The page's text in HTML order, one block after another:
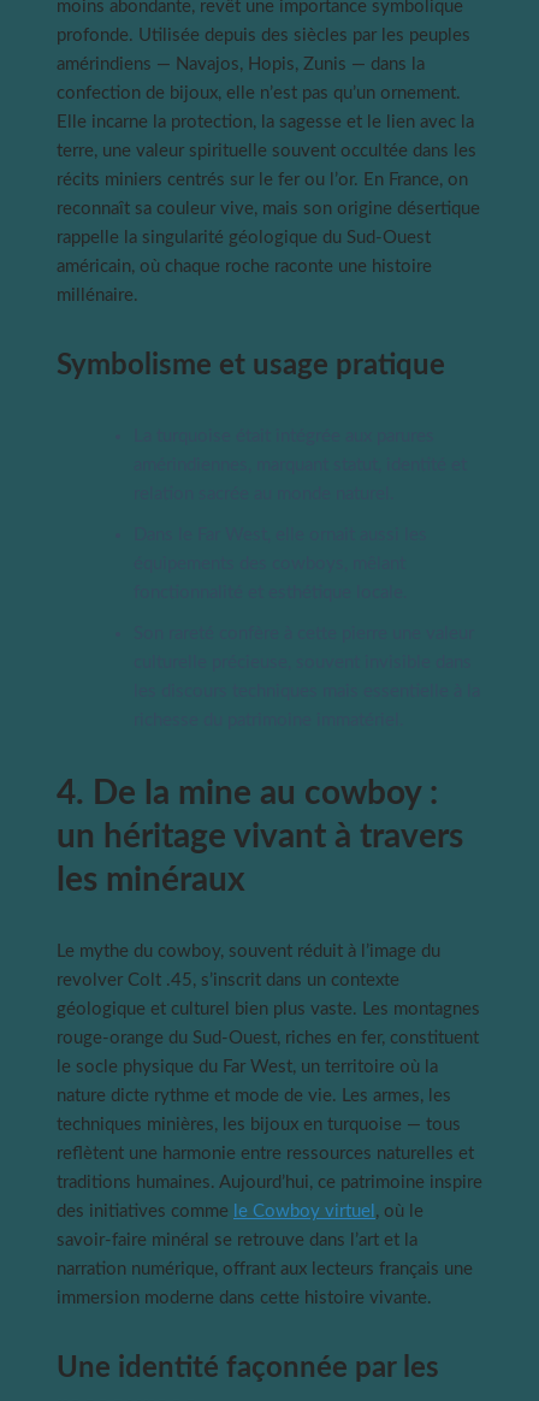
moins abondante, revêt une importance symbolique
profonde. Utilisée depuis des siècles par les peuples
amérindiens — Navajos, Hopis, Zunis — dans la
confection de bijoux, elle n’est pas qu’un ornement.
Elle incarne la protection, la sagesse et le lien avec la
terre, une valeur spirituelle souvent occultée dans les
récits miniers centrés sur le fer ou l’or. En France, on
reconnaît sa couleur vive, mais son origine désertique
rappelle la singularité géologique du Sud-Ouest
américain, où chaque roche raconte une histoire
millénaire.
Symbolisme et usage pratique
4. De la mine au cowboy :
un héritage vivant à travers
les minéraux
Le mythe du cowboy, souvent réduit à l’image du
revolver Colt .45, s’inscrit dans un contexte
géologique et culturel bien plus vaste. Les montagnes
rouge-orange du Sud-Ouest, riches en fer, constituent
le socle physique du Far West, un territoire où la
nature dicte rythme et mode de vie. Les armes, les
techniques minières, les bijoux en turquoise — tous
reflètent une harmonie entre ressources naturelles et
traditions humaines. Aujourd’hui, ce patrimoine inspire
des initiatives comme le Cowboy virtuel , où le
savoir-faire minéral se retrouve dans l’art et la
narration numérique, offrant aux lecteurs français une
immersion moderne dans cette histoire vivante.
Une identité façonnée par les